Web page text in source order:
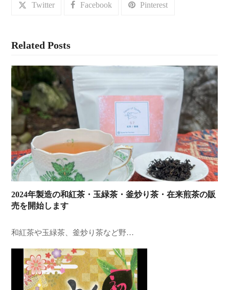
Twitter Facebook Pinterest
Related Posts
2024年製造の和紅茶・玉緑茶・釜炒り茶・在来煎茶の販
売を開始します
和紅茶や玉緑茶、釜炒り茶など野…